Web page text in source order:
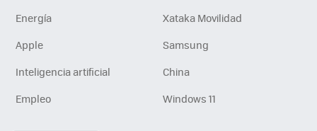
Energía
Xataka Movilidad
Apple
Samsung
Inteligencia artificial
China
Empleo
Windows 11